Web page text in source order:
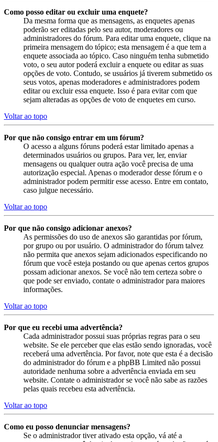
Como posso editar ou excluir uma enquete?
Da mesma forma que as mensagens, as enquetes apenas
poderão ser editadas pelo seu autor, moderadores ou
administradores do fórum. Para editar uma enquete, clique na
primeira mensagem do tópico; esta mensagem é a que tem a
enquete associada ao tópico. Caso ninguém tenha submetido
voto, o seu autor poderá excluir a enquete ou editar as suas
opções de voto. Contudo, se usuários já tiverem submetido os
seus votos, apenas moderadores e administradores podem
editar ou excluir essa enquete. Isso é para evitar com que
sejam alteradas as opções de voto de enquetes em curso.
Voltar ao topo
Por que não consigo entrar em um fórum?
O acesso a alguns fóruns poderá estar limitado apenas a
determinados usuários ou grupos. Para ver, ler, enviar
mensagens ou qualquer outra ação você precisa de uma
autorização especial. Apenas o moderador desse fórum e o
administrador podem permitir esse acesso. Entre em contato,
caso julgue necessário.
Voltar ao topo
Por que não consigo adicionar anexos?
As permissões do uso de anexos são garantidas por fórum,
por grupo ou por usuário. O administrador do fórum talvez
não permita que anexos sejam adicionados especificando no
fórum que você esteja postando ou que apenas certos grupos
possam adicionar anexos. Se você não tem certeza sobre o
que pode ser enviado, contate o administrador para maiores
informações.
Voltar ao topo
Por que eu recebi uma advertência?
Cada administrador possui suas próprias regras para o seu
website. Se ele perceber que elas estão sendo ignoradas, você
receberá uma advertência. Por favor, note que esta é a decisão
do administrador do fórum e a phpBB Limited não possui
autoridade nenhuma sobre a advertência enviada em seu
website. Contate o administrador se você não sabe as razões
pelas quais recebeu esta advertência.
Voltar ao topo
Como eu posso denunciar mensagens?
Se o administrador tiver ativado esta opção, vá até a